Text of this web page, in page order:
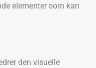
elementer som kan
den visuelle